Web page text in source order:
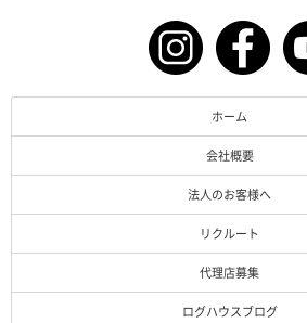
ホーム
会社概要
法人のお客様へ
リクルート
代理店募集
ログハウスブログ